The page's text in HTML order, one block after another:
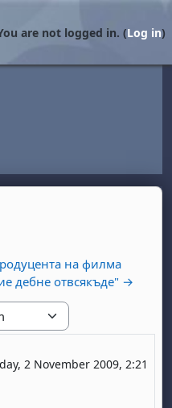
are not logged in. (Log in)
на филма
дебне отвсякъде" →
2 November 2009, 2:21